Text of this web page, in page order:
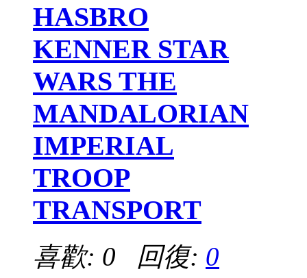
HASBRO
KENNER STAR
WARS THE
MANDALORIAN
IMPERIAL
TROOP
TRANSPORT
喜歡: 0 回復: 0